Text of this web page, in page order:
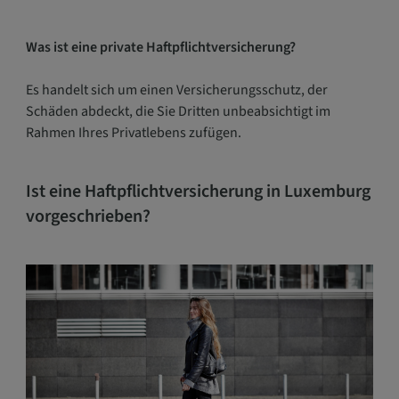
Was ist eine private Haftpflichtversicherung?
Es handelt sich um einen Versicherungsschutz, der
Schäden abdeckt, die Sie Dritten unbeabsichtigt im
Rahmen Ihres Privatlebens zufügen.
Ist eine Haftpflichtversicherung in Luxemburg
vorgeschrieben?